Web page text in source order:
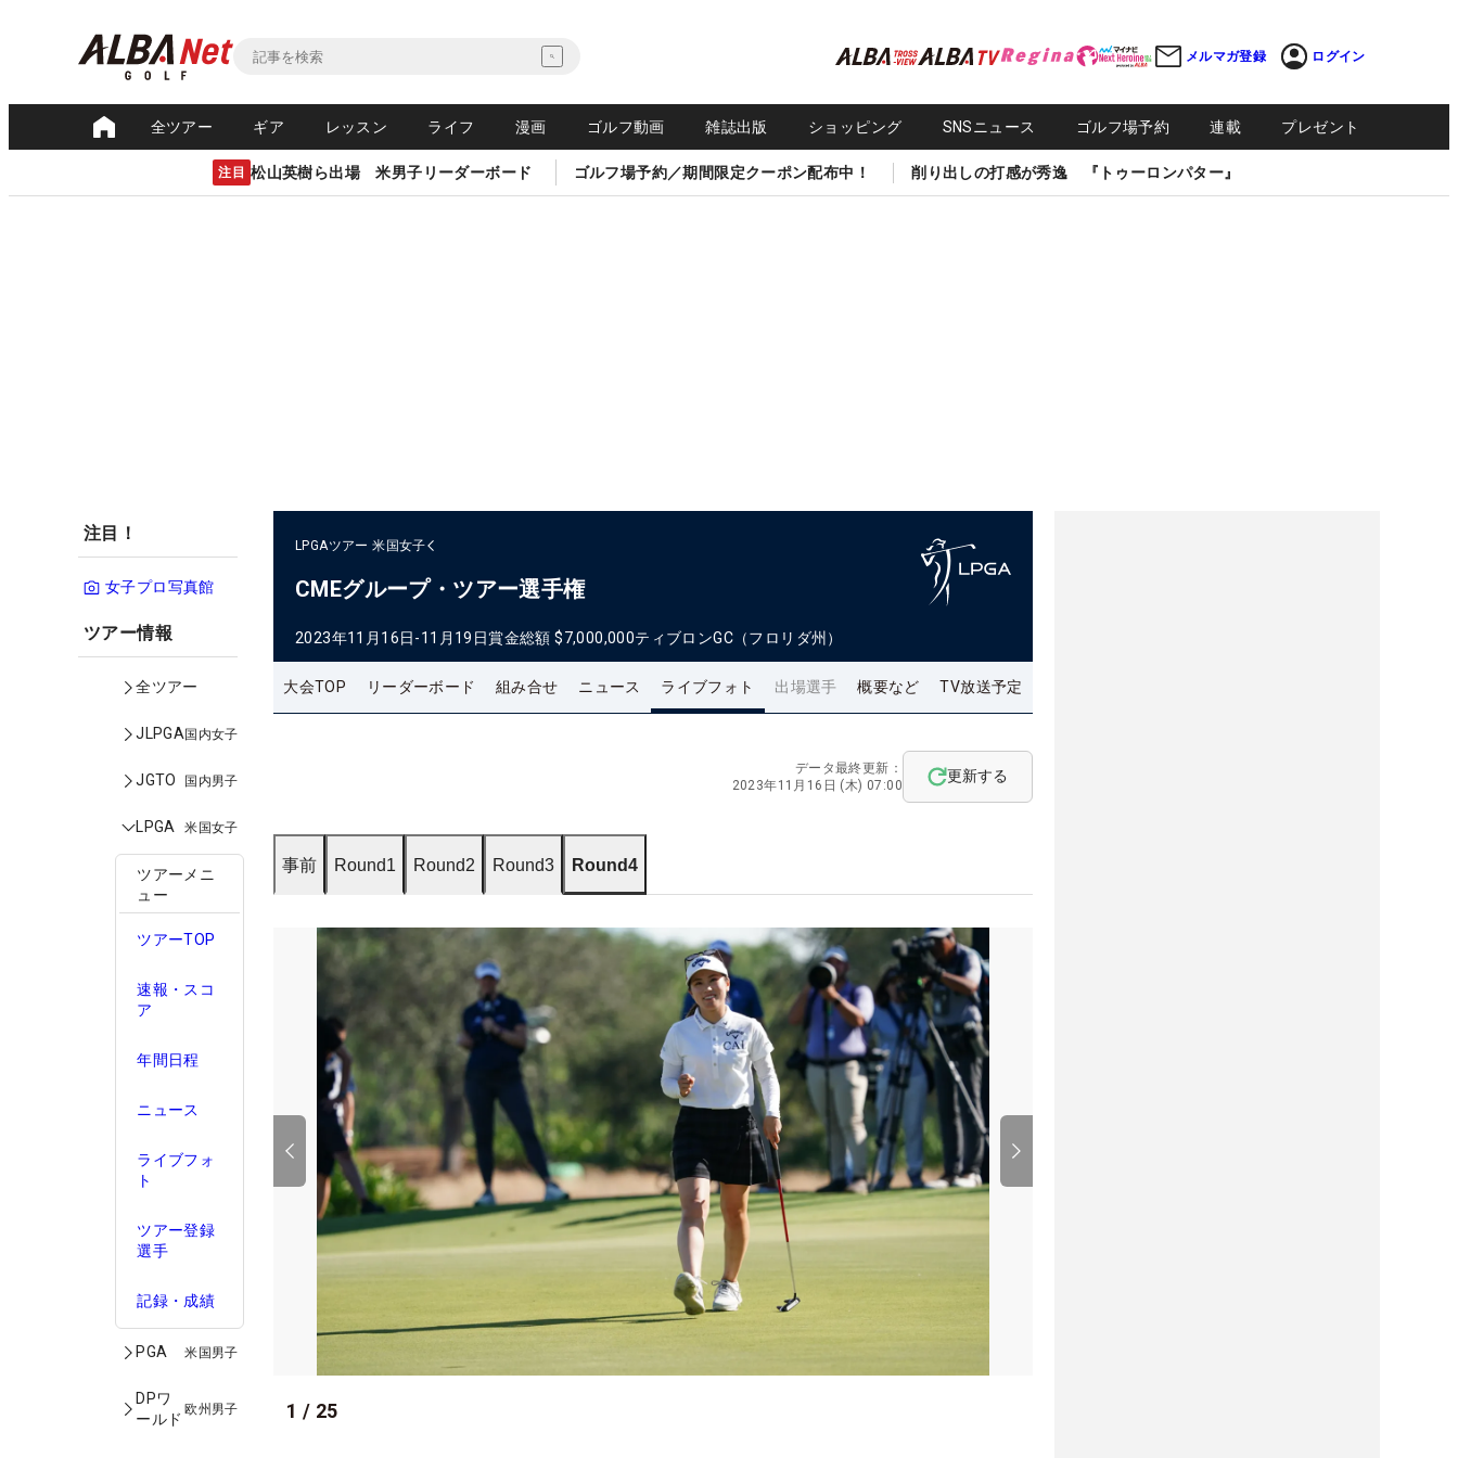
メルマガ登録 ログイン
全ツアー ギア レッスン ライフ 漫画 ゴルフ動画 雑誌出版 ショッピング SNSニュース ゴルフ場予約 連載 プレゼント
注目 松山英樹ら出場 米男子リーダーボード ゴルフ場予約／期間限定クーポン配布中！ 削り出しの打感が秀逸 『トゥーロンパター』
注目！
女子プロ写真館
ツアー情報
全ツアー
JLPGA国内女子
JGTO 国内男子
LPGA 米国女子
ツアーメニ
ュー
ツアーTOP
速報・スコ
ア
年間日程
ニュース
ライブフォ
ト
ツアー登録
選手
記録・成績
PGA 米国男子
DPワ
ールド
欧州男子
LPGAツアー 米国女子
CMEグループ・ツアー選手権
2023年11月16日-11月19日賞金総額 $7,000,000ティブロンGC（フロリダ州）
大会TOP リーダーボード 組み合せ ニュース ライブフォト 出場選手 概要など TV放送予定
データ最終更新：
2023年11月16日 (木) 07:00
更新する
事前 Round1 Round2 Round3 Round4
1 / 25